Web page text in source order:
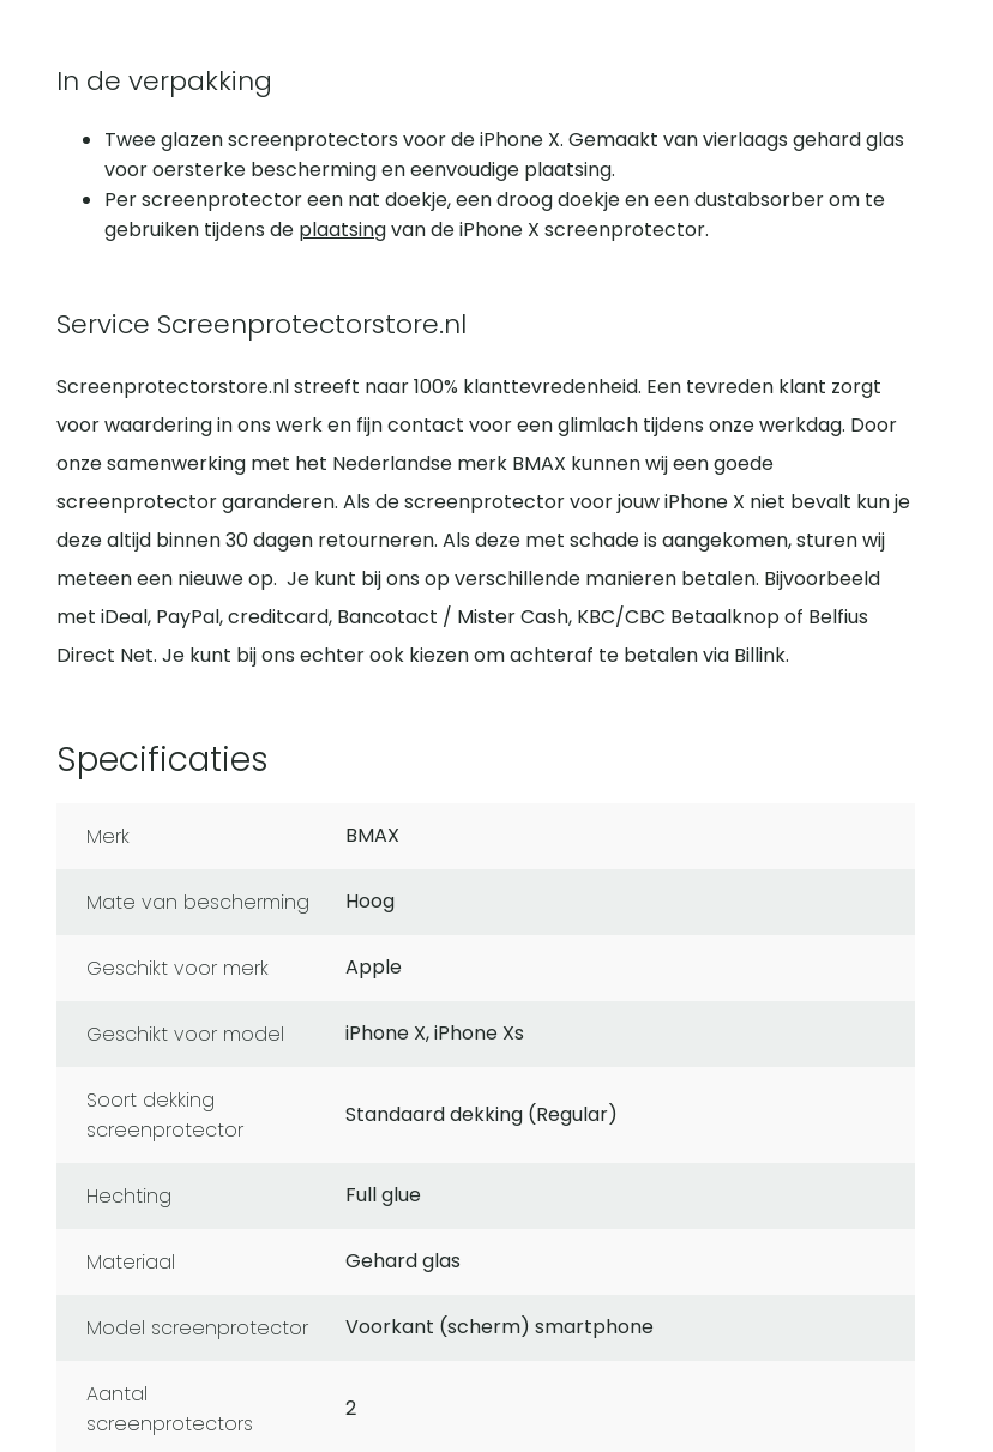
In de verpakking
Twee glazen screenprotectors voor de iPhone X. Gemaakt van vierlaags gehard glas
voor oersterke bescherming en eenvoudige plaatsing.
Per screenprotector een nat doekje, een droog doekje en een dustabsorber om te
gebruiken tijdens de plaatsingvan de iPhone X screenprotector.
Service Screenprotectorstore.nl
Screenprotectorstore.nl streeft naar 100% klanttevredenheid. Een tevreden klant zorgt
voor waardering in ons werk en fijn contact voor een glimlach tijdens onze werkdag. Door
onze samenwerking met het Nederlandse merk BMAX kunnen wij een goede
screenprotector garanderen. Als de screenprotector voor jouw iPhone X niet bevalt kun je
deze altijd binnen 30 dagen retourneren. Als deze met schade is aangekomen, sturen wij
meteen een nieuwe op. Je kunt bij ons op verschillende manieren betalen. Bijvoorbeeld
met iDeal, PayPal, creditcard, Bancotact / Mister Cash, KBC/CBC Betaalknop of Belfius
Direct Net. Je kunt bij ons echter ook kiezen om achteraf te betalen via Billink.
Specificaties
Merk BMAX
Mate van bescherming Hoog
Geschikt voor merk Apple
Geschikt voor model iPhone X, iPhone Xs
soort dekking
screenprotector
Standaard dekking (Regular)
Hechting Full glue
Materiaal Gehard glas
Model screenprotector Voorkant (scherm) smartphone
Aantal
screenprotectors
2